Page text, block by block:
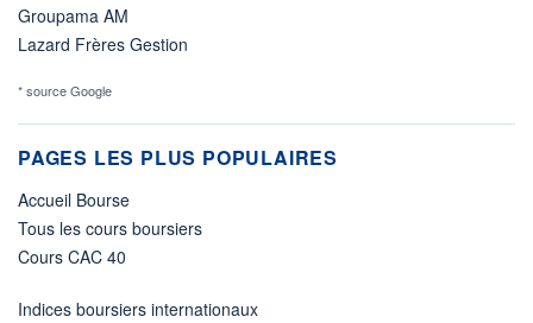
Groupama AM
Lazard Frères Gestion
* source Google
PAGES LES PLUS POPULAIRES
Accueil Bourse
Tous les cours boursiers
Cours CAC 40
Indices boursiers internationaux